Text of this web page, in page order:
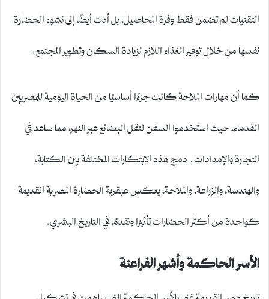
التقنيات لم تضمن فقط وفرة المحاصيل، بل أدت أيضًا إلى نشوء الحضارة
نفسها من خلال توفير الغذاء اللازم لزيادة السكان وتطوير المجتمع.
كما أن مهارات الملاحة كانت جزءًا أساسيًا من الحياة اليومية للمصريين
القدماء، حيث استخدموا السفن لنقل البضائع عبر النهر، مما ساعد في
التجارة والإمدادات. دمج هذه الابتكارات المختلفة بين الكتابة،
والهندسة، والزراعة، والملاحة، يعكس عبقرية الحضارة المصرية القديمة
كواحدة من أكثر الحضارات تأثيرًا وتقدمًا في التاريخ البشري.
الأسر الحاكمة وأشهر الفراعنة